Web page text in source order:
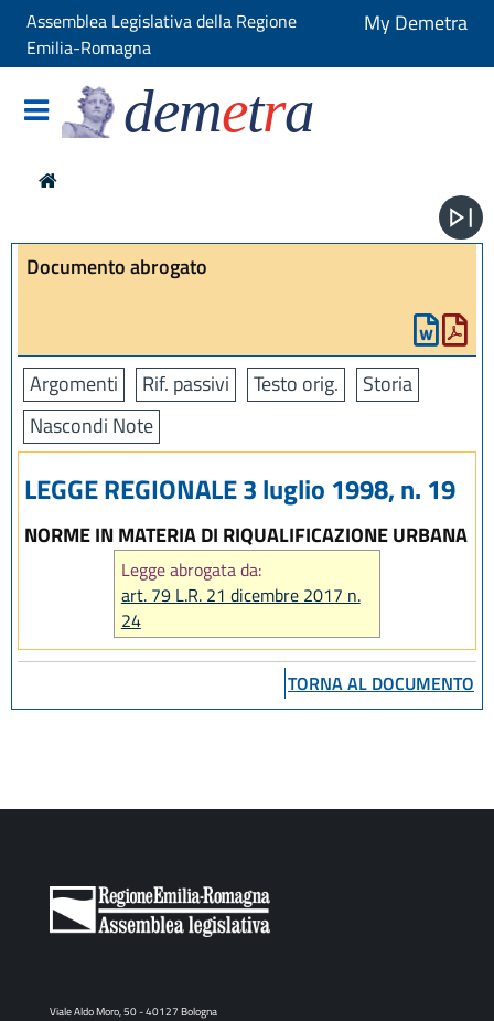
Assemblea Legislativa della Regione
Emilia-Romagna
My Demetra
demetra
Documento abrogato
Argomenti Rif. passivi Testo orig.
Storia
Nascondi Note
LEGGE REGIONALE 3 luglio 1998, n. 19
NORME IN MATERIA DI RIQUALIFICAZIONE URBANA
Legge abrogata da:
art. 79 L.R. 21 dicembre 2017 n.
24
TORNA AL DOCUMENTO
Viale Aldo Moro, 50 - 40127 Bologna